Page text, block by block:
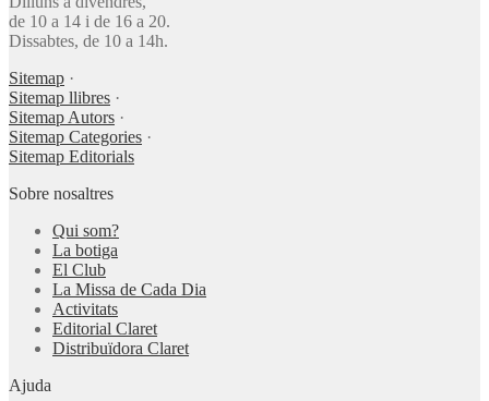
de 10 a 14 i de 16 a 20.
Dissabtes, de 10 a 14h.
Sitemap ·
Sitemap llibres ·
Sitemap Autors ·
Sitemap Categories ·
Sitemap Editorials
Sobre nosaltres
Qui som?
La botiga
El Club
La Missa de Cada Dia
Activitats
Editorial Claret
Distribuïdora Claret
Ajuda